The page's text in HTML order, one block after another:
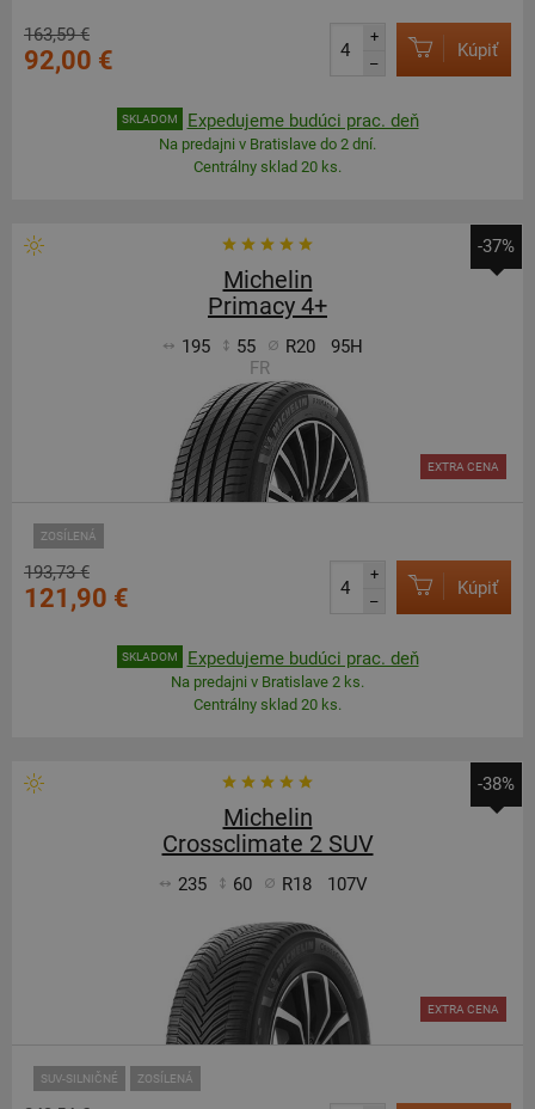
163,59 €
92,00 €
+
–
Kúpiť
SKLADOM Expedujeme budúci prac. deň
Na predajni v Bratislave do 2 dní.
Centrálny sklad 20 ks.
-37%
Michelin
Primacy 4+
195 55 R20
95H
FR
ZOSÍLENÁ
EXTRA CENA
193,73 €
121,90 €
+
–
Kúpiť
SKLADOM Expedujeme budúci prac. deň
Na predajni v Bratislave 2 ks.
Centrálny sklad 20 ks.
-38%
Michelin
Crossclimate 2 SUV
235 60 R18 107V
SUV-SILNIČNÉ ZOSÍLENÁ
EXTRA CENA